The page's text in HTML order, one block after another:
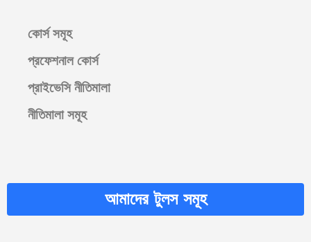
কোর্স সমূহ
প্রফেশনাল কোর্স
প্রাইভেসি নীতিমালা
নীতিমালা সমূহ
আমাদের টুলস সমূহ